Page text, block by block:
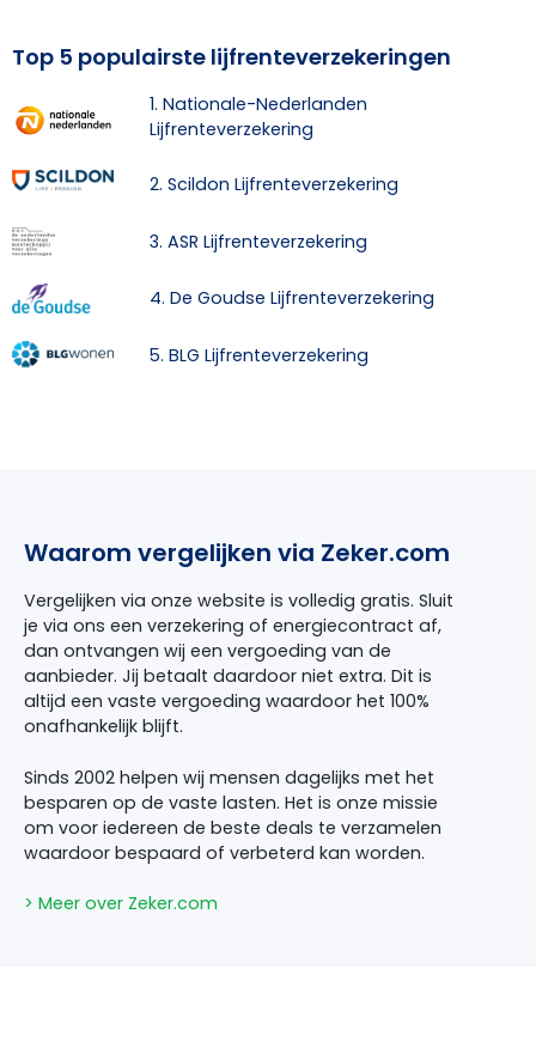
Top 5 populairste lijfrenteverzekeringen
1. Nationale-Nederlanden
Lijfrenteverzekering
2. Scildon Lijfrenteverzekering
3. ASR Lijfrenteverzekering
4. De Goudse Lijfrenteverzekering
5. BLG Lijfrenteverzekering
Waarom vergelijken via Zeker.com
Vergelijken via onze website is volledig gratis. Sluit
je via ons een verzekering of energiecontract af,
dan ontvangen wij een vergoeding van de
aanbieder. Jij betaalt daardoor niet extra. Dit is
altijd een vaste vergoeding waardoor het 100%
onafhankelijk blijft.
Sinds 2002 helpen wij mensen dagelijks met het
besparen op de vaste lasten. Het is onze missie
om voor iedereen de beste deals te verzamelen
waardoor bespaard of verbeterd kan worden.
> Meer over Zeker.com